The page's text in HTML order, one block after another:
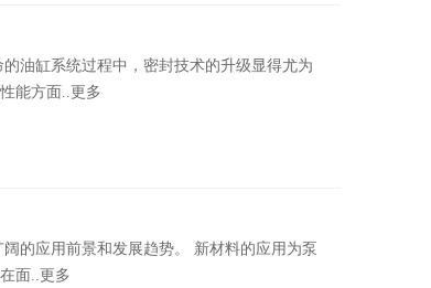
油缸系统过程中，密封技术的升级显得尤为
能方面..更多
应用前景和发展趋势。 新材料的应用为泵
面..更多